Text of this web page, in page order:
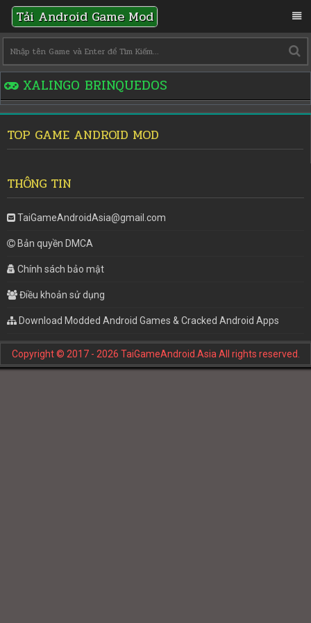
Tải Android Game Mod
XALINGO BRINQUEDOS
TOP GAME ANDROID MOD
THÔNG TIN
TaiGameAndroidAsia@gmail.com
Bản quyền DMCA
Chính sách bảo mật
Điều khoản sử dụng
Download Modded Android Games & Cracked Android Apps
Copyright © 2017 - 2026 TaiGameAndroid.Asia All rights reserved.